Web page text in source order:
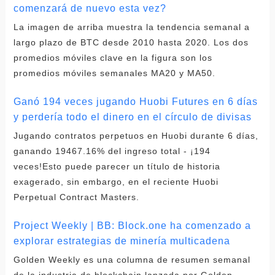
comenzará de nuevo esta vez?
La imagen de arriba muestra la tendencia semanal a
largo plazo de BTC desde 2010 hasta 2020. Los dos
promedios móviles clave en la figura son los
promedios móviles semanales MA20 y MA50.
Ganó 194 veces jugando Huobi Futures en 6 días
y perdería todo el dinero en el círculo de divisas
Jugando contratos perpetuos en Huobi durante 6 días,
ganando 19467.16% del ingreso total - ¡194
veces!Esto puede parecer un título de historia
exagerado, sin embargo, en el reciente Huobi
Perpetual Contract Masters.
Project Weekly | BB: Block.one ha comenzado a
explorar estrategias de minería multicadena
Golden Weekly es una columna de resumen semanal